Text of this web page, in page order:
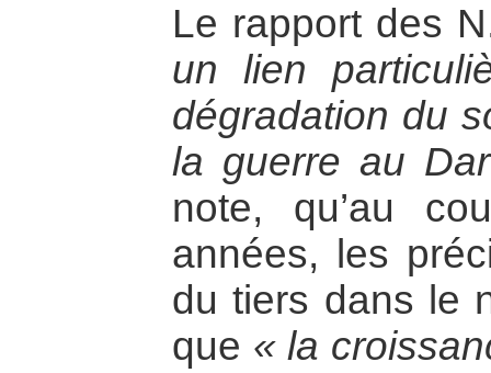
Le rapport des
un lien
dégradation du
la guerre au
note, qu’au
années, les
du tiers dans le
que « la